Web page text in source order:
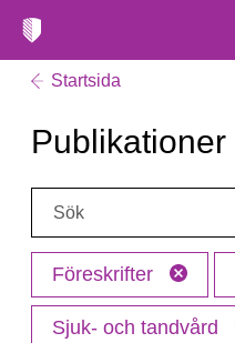
Startsida
Publikationer
Sök:
Föreskrifter
Sjuk- och tandvård